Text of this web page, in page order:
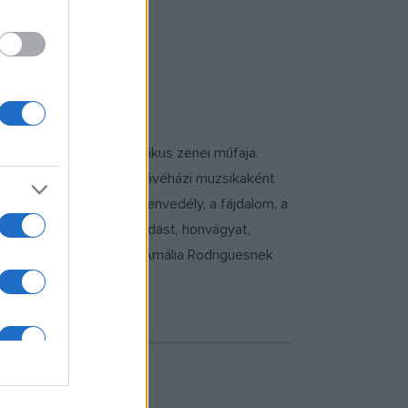
és kedvelt melankolikus zenei műfaja.
század közepére a kávéházi muzsikaként
a féltékenység, a szenvedély, a fájdalom, a
hordoz vágyódást, honvágyat,
elsősorban Amália Rodriguesnek